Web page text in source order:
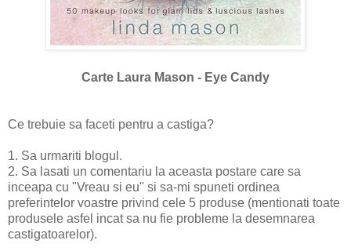
Carte Laura Mason - Eye Candy
Ce trebuie sa faceti pentru a castiga?
1. Sa urmariti blogul.
2. Sa lasati un comentariu la aceasta postare care sa
inceapa cu "Vreau si eu" si sa-mi spuneti ordinea
preferintelor voastre privind cele 5 produse (mentionati toate
produsele asfel incat sa nu fie probleme la desemnarea
castigatoarelor).